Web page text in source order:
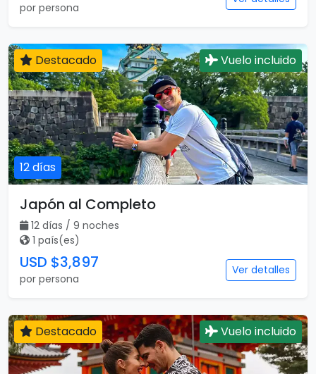
por persona
12 días
Destacado Vuelo incluido
Japón al Completo
12 días / 9 noches
1 país(es)
USD $3,897
por persona
Ver detalles
Destacado Vuelo incluido